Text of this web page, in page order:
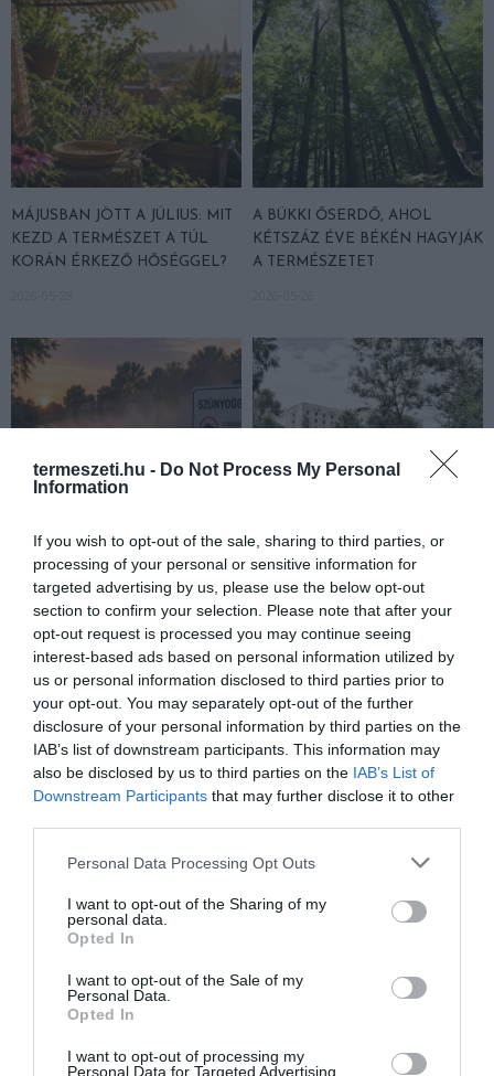
termeszeti.hu - Do Not Process My Personal
Information
If you wish to opt-out of the sale, sharing to third parties, or
processing of your personal or sensitive information for
targeted advertising by us, please use the below opt-out
section to confirm your selection. Please note that after your
opt-out request is processed you may continue seeing
interest-based ads based on personal information utilized by
us or personal information disclosed to third parties prior to
your opt-out. You may separately opt-out of the further
disclosure of your personal information by third parties on the
IAB’s list of downstream participants. This information may
also be disclosed by us to third parties on the IAB’s List of
Downstream Participants that may further disclose it to other
Please note that this website/app uses one or more Google
not limited to your visit or usage behaviour. You may click to
grant or deny consent to Google and its third-party tags to
use your data for below specified purposes in below Google
consent section.
Personal Data Processing Opt Outs
I want to opt-out of the Sharing of my
personal data.
Opted In
I want to opt-out of the Sale of my
Personal Data.
Opted In
I want to opt-out of processing my
Personal Data for Targeted Advertising.
MÁJUSBAN JÖTT A JÚLIUS: MIT
KEZD A TERMÉSZET A TÚL
KORÁN ÉRKEZŐ HŐSÉGGEL?
A BÜKKI ŐSERDŐ, AHOL
KÉTSZÁZ ÉVE BÉKÉN HAGYJÁK
A TERMÉSZETET
KÉMIAI SZÚNYOGIRTÁS: GYORS
MEGOLDÁS VAGY LASSAN
KETYEGŐ
TERMÉSZETVÉDELMI
PROBLÉMA?
2026-05-22
40 ÉVVEL CSERNOBIL UTÁN:
MIÉRT TÉRT VISSZA A
VADVILÁG A ZÁRT ZÓNÁBA?
2026-04-24